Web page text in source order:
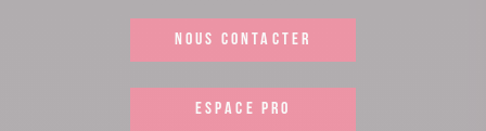
NOUS CONTACTER
ESPACE PRO